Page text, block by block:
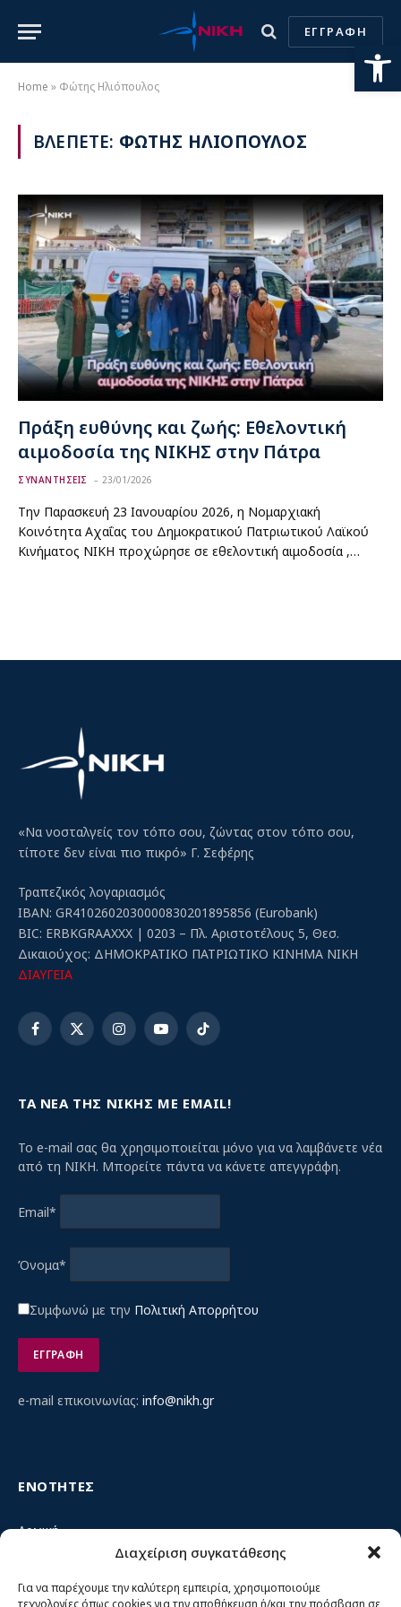
Διαχείριση συγκατάθεσης
Για να παρέχουμε την καλύτερη εμπειρία, χρησιμοποιούμε
τεχνολογίες όπως cookies για την αποθήκευση ή/και την πρόσβαση σε
ΕΓΓΡΑΦΗ
Home » Φώτης Ηλιόπουλος
ΒΛΕΠΕΤΕ: ΦΩΤΗΣ ΗΛΙΟΠΟΥΛΟΣ
Πράξη ευθύνης και ζωής: Εθελοντική
αιμοδοσία της ΝΙΚΗΣ στην Πάτρα
ΣΥΝΑΝΤΗΣΕΙΣ 23/01/2026
Την Παρασκευή 23 Ιανουαρίου 2026, η Νομαρχιακή
Κοινότητα Αχαΐας του Δημοκρατικού Πατριωτικού Λαϊκού
Κινήματος ΝΙΚΗ προχώρησε σε εθελοντική αιμοδοσία ,…
«Να νοσταλγείς τον τόπο σου, ζώντας στον τόπο σου,
τίποτε δεν είναι πιο πικρό» Γ. Σεφέρης
Τραπεζικός λογαριασμός
IBAN: GR4102602030000830201895856 (Eurobank)
BIC: ERBKGRAAXXX | 0203 – Πλ. Αριστοτέλους 5, Θεσ.
Δικαιούχος: ΔΗΜΟΚΡΑΤΙΚΟ ΠΑΤΡΙΩΤΙΚΟ ΚΙΝΗΜΑ ΝΙΚΗ
ΔΙΑΥΓΕΙΑ
Facebook
X
InstagramYouTubeTikTok
ΤΑ ΝΕΑ ΤΗΣ ΝΙΚΗΣ ΜΕ EMAIL!
Το e-mail σας θα χρησιμοποιείται μόνο για να λαμβάνετε νέα
από τη ΝΙΚΗ. Μπορείτε πάντα να κάνετε απεγγράφη.
Email*
Όνομα*
Συμφωνώ με την Πολιτική Απορρήτου
e-mail επικοινωνίας: info@nikh.gr
ΕΝΟΤΗΤΕΣ
Αρχική
Κίνημα ΝΙΚΗ – Ποιοι είμαστε, αρχές & δράση
Θέσεις